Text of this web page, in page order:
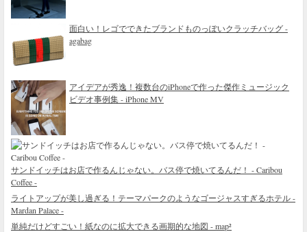
面白い！レゴでできたブランドものっぽいクラッチバッグ -
agabag
アイデアが秀逸！複数台のiPhoneで作った傑作ミュージック
ビデオ事例集 - iPhone MV
サンドイッチはお店で作るんじゃない。バス停で焼いてるんだ！ - Caribou
Coffee -
ライトアップが美し過ぎる！テーマパークのようなゴージャスすぎるホテル -
Mardan Palace -
単純だけどすごい！紙なのに拡大できる画期的な地図 - map²